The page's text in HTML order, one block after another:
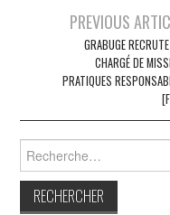
Navigation
articles
PREVIOUS
GRABUGE
CHARGÉ DE
PRATIQUES
Rechercher :